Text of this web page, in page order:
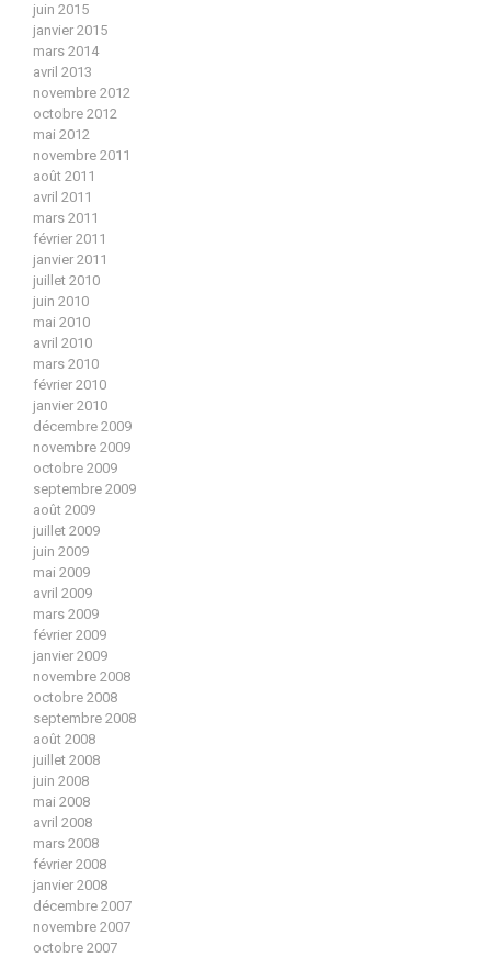
juin 2015
janvier 2015
mars 2014
avril 2013
novembre 2012
octobre 2012
mai 2012
novembre 2011
août 2011
avril 2011
mars 2011
février 2011
janvier 2011
juillet 2010
juin 2010
mai 2010
avril 2010
mars 2010
février 2010
janvier 2010
décembre 2009
novembre 2009
octobre 2009
septembre 2009
août 2009
juillet 2009
juin 2009
mai 2009
avril 2009
mars 2009
février 2009
janvier 2009
novembre 2008
octobre 2008
septembre 2008
août 2008
juillet 2008
juin 2008
mai 2008
avril 2008
mars 2008
février 2008
janvier 2008
décembre 2007
novembre 2007
octobre 2007